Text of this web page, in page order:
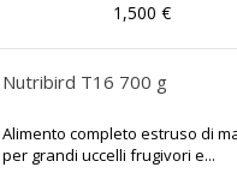
1,500 €
Nutribird T16 700 g
Alimento completo estruso di
per grandi uccelli frugivori e...